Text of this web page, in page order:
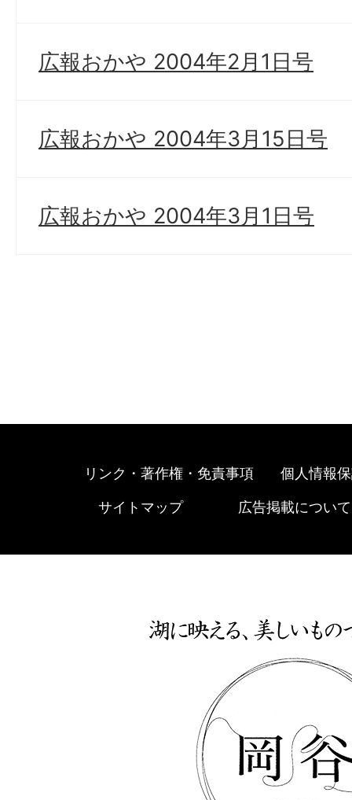
広報おかや 2004年2月1日号
広報おかや 2004年3月15日号
広報おかや 2004年3月1日号
リンク・著作権・免責事項 個人情報
サイトマップ 広告掲載について